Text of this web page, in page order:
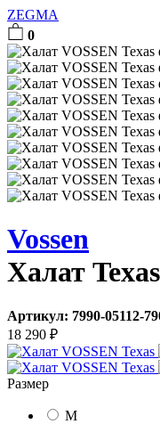
ZEGMA
0
Vossen
Халат Texas
Артикул: 7990-05112-
18 290 ₽
Размер
M